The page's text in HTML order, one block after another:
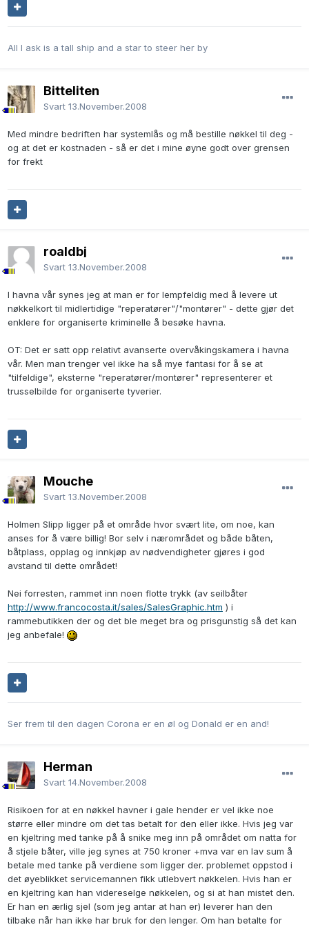
All I ask is a tall ship and a star to steer her by
Bitteliten
Svart 13.November.2008
Med mindre bedriften har systemlås og må bestille nøkkel til deg -
og at det er kostnaden - så er det i mine øyne godt over grensen
for frekt
roaldbj
Svart 13.November.2008
I havna vår synes jeg at man er for lempfeldig med å levere ut
nøkkelkort til midlertidige "reperatører"/"montører" - dette gjør det
enklere for organiserte kriminelle å besøke havna.
OT: Det er satt opp relativt avanserte overvåkingskamera i havna
vår. Men man trenger vel ikke ha så mye fantasi for å se at
"tilfeldige", eksterne "reperatører/montører" representerer et
trusselbilde for organiserte tyverier.
Mouche
Svart 13.November.2008
Holmen Slipp ligger på et område hvor svært lite, om noe, kan
anses for å være billig! Bor selv i nærområdet og både båten,
båtplass, opplag og innkjøp av nødvendigheter gjøres i god
avstand til dette området!
Nei forresten, rammet inn noen flotte trykk (av seilbåter
http://www.francocosta.it/sales/SalesGraphic.htm ) i
rammebutikken der og det ble meget bra og prisgunstig så det kan
jeg anbefale!
Ser frem til den dagen Corona er en øl og Donald er en and!
Herman
Svart 14.November.2008
Risikoen for at en nøkkel havner i gale hender er vel ikke noe
større eller mindre om det tas betalt for den eller ikke. Hvis jeg var
en kjeltring med tanke på å snike meg inn på området om natta for
å stjele båter, ville jeg synes at 750 kroner +mva var en lav sum å
betale med tanke på verdiene som ligger der. problemet oppstod i
det øyeblikket servicemannen fikk utlebvert nøkkelen. Hvis han er
en kjeltring kan han videreselge nøkkelen, og si at han mistet den.
Er han en ærlig sjel (som jeg antar at han er) leverer han den
tilbake når han ikke har bruk for den lenger. Om han betalte for